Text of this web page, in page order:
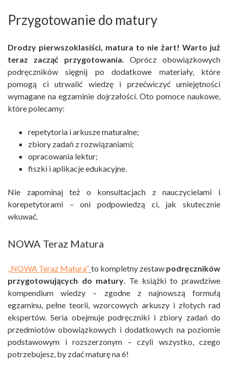
Przygotowanie do matury
Drodzy pierwszoklasiści, matura to nie żart! Warto już
teraz zacząć przygotowania. Oprócz obowiązkowych
podręczników sięgnij po dodatkowe materiały, które
pomogą ci utrwalić wiedzę i przećwiczyć umiejętności
wymagane na egzaminie dojrzałości. Oto pomoce naukowe,
które polecamy:
repetytoria i arkusze maturalne;
zbiory zadań z rozwiązaniami;
opracowania lektur;
fiszki i aplikacje edukacyjne.
Nie zapominaj też o konsultacjach z nauczycielami i
korepetytorami – oni podpowiedzą ci, jak skutecznie
wkuwać.
NOWA Teraz Matura
„NOWA Teraz Matura” to kompletny zestaw podręczników
przygotowujących do matury. Te książki to prawdziwe
kompendium wiedzy – zgodne z najnowszą formułą
egzaminu, pełne teorii, wzorcowych arkuszy i złotych rad
ekspertów. Seria obejmuje podręczniki i zbiory zadań do
przedmiotów obowiązkowych i dodatkowych na poziomie
podstawowym i rozszerzonym – czyli wszystko, czego
potrzebujesz, by zdać maturę na 6!